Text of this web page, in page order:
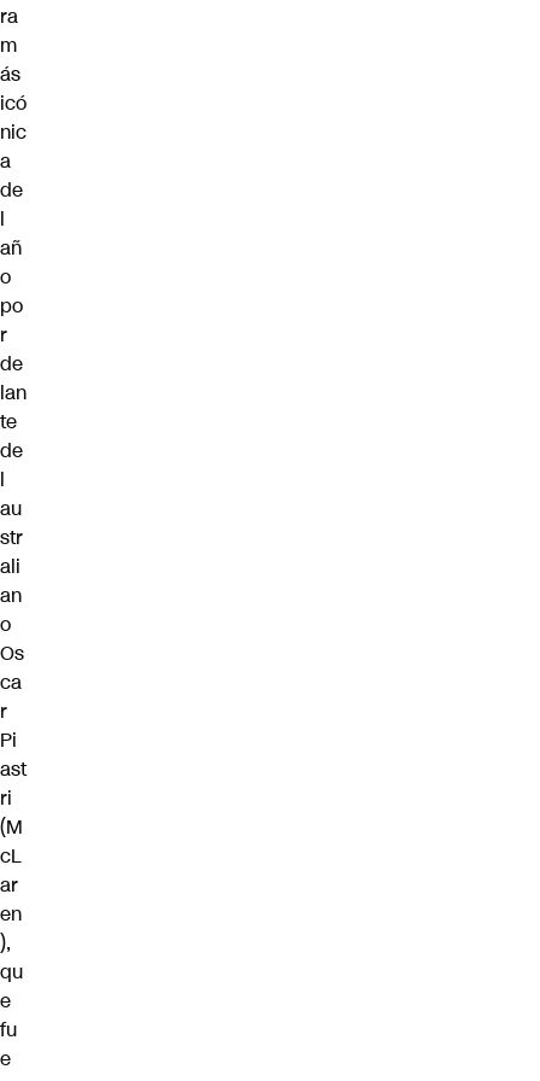
ra
m
ás
icó
nic
a
de
l
añ
o
po
r
de
lan
te
de
l
au
str
ali
an
o
Os
ca
r
Pi
ast
ri
(M
cL
ar
en
),
qu
e
fu
e